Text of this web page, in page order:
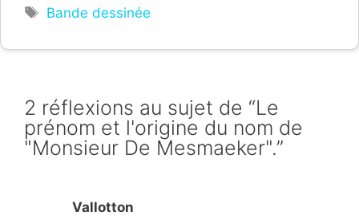
Étiquettes
Bande dessinée
2 réflexions au sujet de “Le
prénom et l'origine du nom de
"Monsieur De Mesmaeker".”
Vallotton